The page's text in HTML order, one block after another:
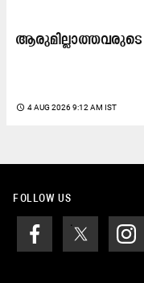
ആരുമില്ലാത്തവരുടെ
access_time 4 AUG 2026 9:12 AM IST
FOLLOW US